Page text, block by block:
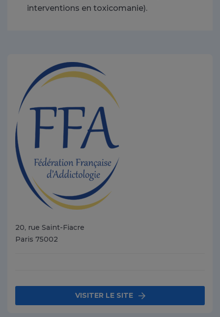
interventions en toxicomanie).
20, rue Saint-Fiacre
Paris 75002
VISITER LE SITE